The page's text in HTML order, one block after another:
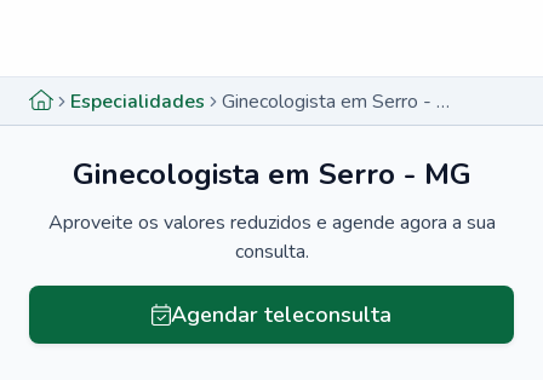
Especialidades Ginecologista em Serro - MG
Ginecologista em Serro - MG
Aproveite os valores reduzidos e agende agora a sua
consulta.
Agendar teleconsulta